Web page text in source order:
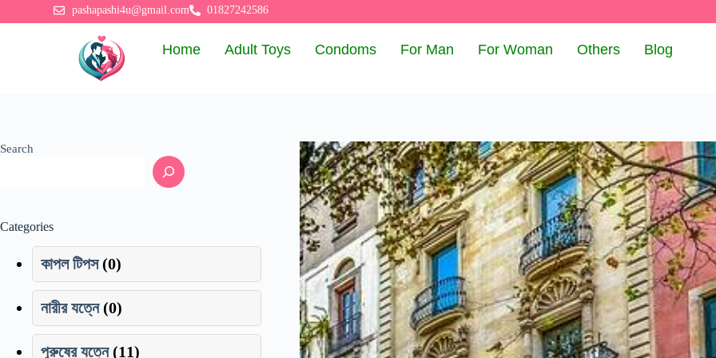
pashapashi4u@gmail.com 01827242586
Home Adult Toys Condoms For Man For Woman Others Blog
Search
Categories
কাপল টিপস(0)
নারীর যত্নে(0)
পুরুষের যত্নে(11)